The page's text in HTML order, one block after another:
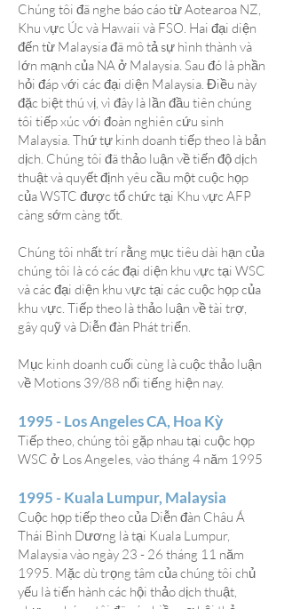
Chúng tôi đã nghe báo cáo từ Aotearoa NZ,
Khu vực Úc và Hawaii và FSO. Hai đại diện
đến từ Malaysia đã mô tả sự hình thành và
lớn mạnh của NA ở Malaysia. Sau đó là phần
hỏi đáp với các đại diện Malaysia. Điều này
đặc biệt thú vị, vì đây là lần đầu tiên chúng
tôi tiếp xúc với đoàn nghiên cứu sinh
Malaysia. Thứ tự kinh doanh tiếp theo là bản
dịch. Chúng tôi đã thảo luận về tiến độ dịch
thuật và quyết định yêu cầu một cuộc họp
của WSTC được tổ chức tại Khu vực AFP
càng sớm càng tốt.
Chúng tôi nhất trí rằng mục tiêu dài hạn của
chúng tôi là có các đại diện khu vực tại WSC
và các đại diện khu vực tại các cuộc họp của
khu vực. Tiếp theo là thảo luận về tài trợ,
gây quỹ và Diễn đàn Phát triển.
Mục kinh doanh cuối cùng là cuộc thảo luận
về Motions 39/88 nổi tiếng hiện nay.
1995 - Los Angeles CA, Hoa Kỳ
Tiếp theo, chúng tôi gặp nhau tại cuộc họp
WSC ở Los Angeles, vào tháng 4 năm 1995
1995 - Kuala Lumpur, Malaysia
Cuộc họp tiếp theo của Diễn đàn Châu Á
Thái Bình Dương là tại Kuala Lumpur,
Malaysia vào ngày 23 - 26 tháng 11 năm
1995. Mặc dù trọng tâm của chúng tôi chủ
yếu là tiến hành các hội thảo dịch thuật,